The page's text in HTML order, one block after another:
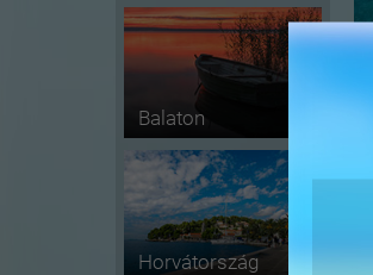
Balaton
Horvátország